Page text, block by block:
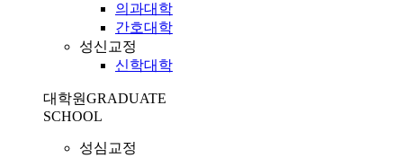
의과대학
간호대학
성신교정
신학대학
대학원GRADUATE
SCHOOL
성심교정